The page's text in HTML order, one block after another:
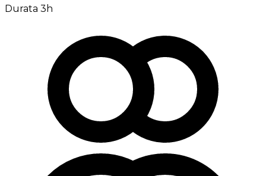
Durata 3h